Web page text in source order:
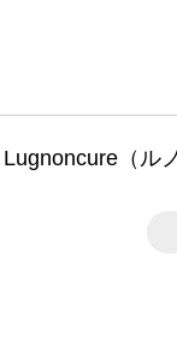
Lugnoncure（ル